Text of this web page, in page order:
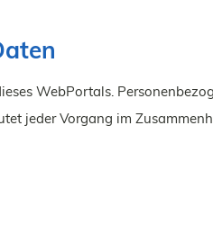
WebPortals.
jeder Vorgang im